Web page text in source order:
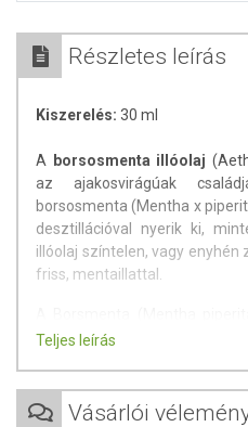
Részletes leírás
Kiszerelés: 30 ml
A borsosmenta illóolaj
az ajakosvirágúak
borsosmenta (Mentha x
desztillációval nyerik ki,
illóolaj színtelen, vagy enyhén
friss, mentaillattal.
illatszer-, gyógyszer- és
mérséklésére használják.
Teljes leírás
Vásárlói